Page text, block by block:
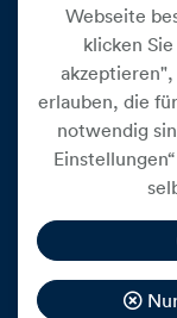
Cookie
Datenschutz
Impressum
Webseite
klicken
erlauben, die
notwendig